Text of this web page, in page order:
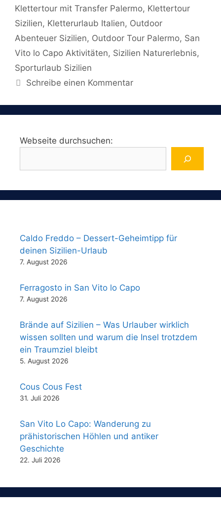
Klettertour mit Transfer Palermo, Klettertour
Sizilien, Kletterurlaub Italien, Outdoor
Abenteuer Sizilien, Outdoor Tour Palermo, San
Vito lo Capo Aktivitäten, Sizilien Naturerlebnis,
Sporturlaub Sizilien
Schreibe einen Kommentar
Webseite durchsuchen:
Caldo Freddo – Dessert-Geheimtipp für
deinen Sizilien-Urlaub
7. August 2026
Ferragosto in San Vito lo Capo
7. August 2026
Brände auf Sizilien – Was Urlauber wirklich
wissen sollten und warum die Insel trotzdem
ein Traumziel bleibt
5. August 2026
Cous Cous Fest
31. Juli 2026
San Vito Lo Capo: Wanderung zu
prähistorischen Höhlen und antiker
Geschichte
22. Juli 2026